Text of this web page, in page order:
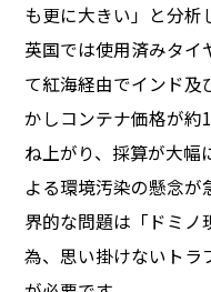
も更に大きい」と分析
英国では使用済みタイ
て紅海経由でインド及
かしコンテナ価格が
ね上がり、採算が大幅
よる環境汚染の懸念が
界的な問題は「ドミノ
為、思い掛けないトラ